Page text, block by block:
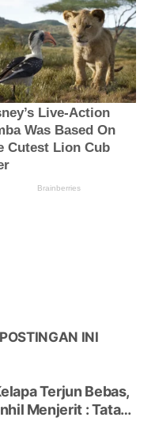
INI
Terjun Bebas,
Menjerit : Tata